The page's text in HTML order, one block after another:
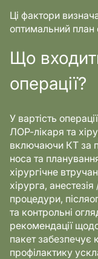
Ці фактори
оптимальний план
Що
операції?
У вартість
ЛОР-лікаря та
включаючи КТ за
носа та
хірургічне
хірурга,
процедури,
та контрольні
рекомендації
пакет забезпечує
профілактику